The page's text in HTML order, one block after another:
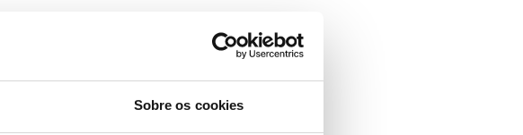
Sobre os cookies